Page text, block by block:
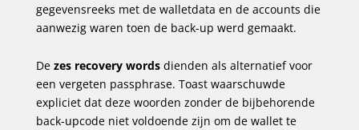
gegevensreeks met de walletdata en de accounts die
aanwezig waren toen de back-up werd gemaakt.
De zes recovery wordsdienden als alternatief voor
een vergeten passphrase. Toast waarschuwde
expliciet dat deze woorden zonder de bijbehorende
back-upcode niet voldoende zijn om de wallet te